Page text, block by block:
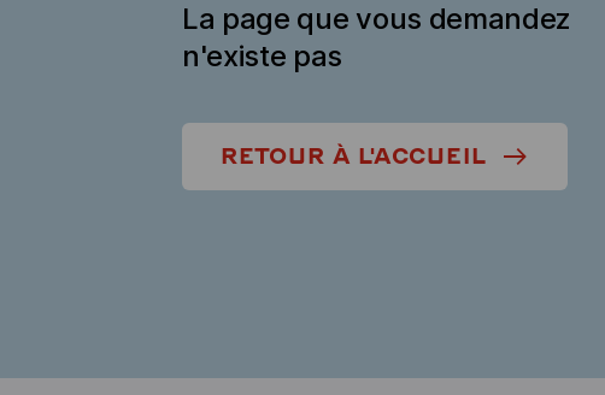
La page que vous demandez
n'existe pas
RETOUR À L'ACCUEIL